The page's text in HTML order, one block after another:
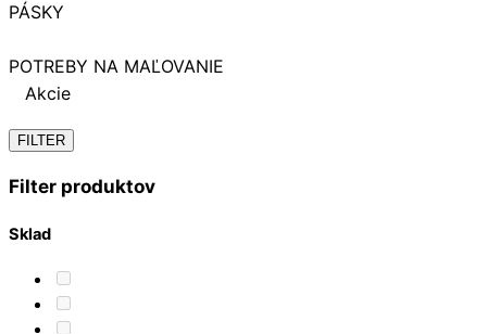
PÁSKY
POTREBY NA MAĽOVANIE
Akcie
FILTER
Filter produktov
Sklad